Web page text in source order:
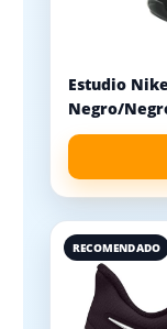
Estudio
Negro/
RECOMENDADO